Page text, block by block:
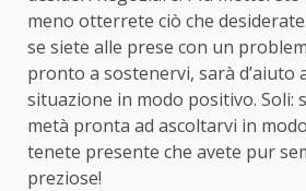
meno otterrete ciò che desiderate.
se siete alle prese con un
pronto a sostenervi, sarà d’aiuto
situazione in modo positivo. Soli:
metà pronta ad ascoltarvi in
tenete presente che avete pur
preziose!